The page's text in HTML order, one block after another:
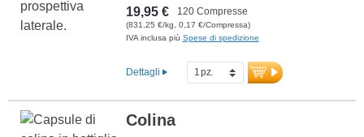
19,95 € 120 Compresse
(831,25 €/kg, 0,17 €/Compressa)
IVA inclusa più Spese di spedizione
Dettagli
Colina